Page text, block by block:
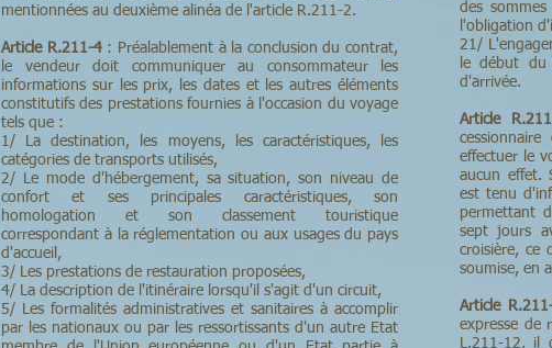
mentionnées au deuxième alinéa de l'article R.211-2.
Article R.211-4: Préalablement à la conclusion du contrat,
le vendeur doit communiquer au consommateur les
informations sur les prix, les dates et les autres éléments
constitutifs des prestations fournies à l'occasion du voyage
tels que :
1/ La destination, les moyens, les caractéristiques, les
catégories de transports utilisés,
2/ Le mode d'hébergement, sa situation, son niveau de
confort et ses principales caractéristiques, son
homologation et son classement touristique
correspondant à la réglementation ou aux usages du pays
d'accueil,
3/ Les prestations de restauration proposées,
4/ La description de l'itinéraire lorsqu'il s'agit d'un circuit,
5/ Les formalités administratives et sanitaires à accomplir
par les nationaux ou par les ressortissants d'un autre Etat
des
l'obligation
21/
le début
d'arrivée.
Article
effectuer le
aucun effet.
est tenu
permettant
sept jours
croisière, ce
soumise, en
Article
expresse de
L.211-12, il